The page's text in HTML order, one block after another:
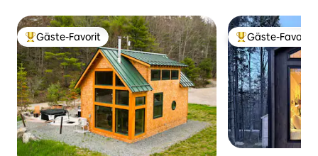
Beliebter Gäste-Favorit.
Gäste-Favorit Beliebter Gäste-
Gäste-Favorit